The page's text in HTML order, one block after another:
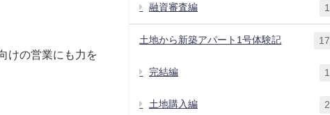
けの営業にも力を
融資審査編 1
土地から新築アパート1号体験記 17
完結編 1
土地購入編 2